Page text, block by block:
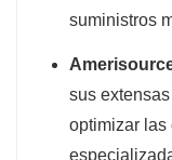
suministros
sus
optimizar las